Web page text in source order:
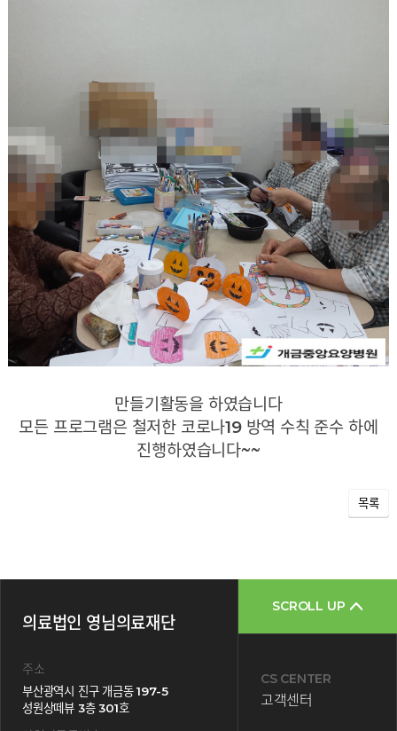
만들기활동을 하였습니다
모든 프로그램은 철저한 코로나19 방역 수칙 준수 하에
진행하였습니다~~
목록
의료법인 영님의료재단
주소
부산광역시 진구 개금동 197-5
성원상떼뷰 3층 301호
SCROLL UP
CS CENTER
고객센터